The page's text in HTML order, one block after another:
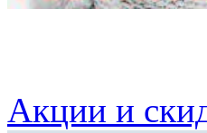
Акции и